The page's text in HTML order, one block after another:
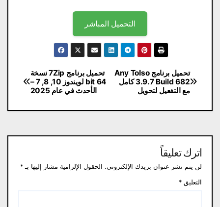
التحميل المباشر
تصفّح
المقالات
تحميل برنامج 7Zip نسخة
64 bit لويندوز 10, 8, 7 –
الأحدث في عام 2025
تحميل برنامج Any ToIso
3.9.7 Build 682 كامل
مع التفعيل لتحويل
اترك تعليقاً
لن يتم نشر عنوان بريدك الإلكتروني. الحقول الإلزامية مشار إليها بـ *
التعليق *